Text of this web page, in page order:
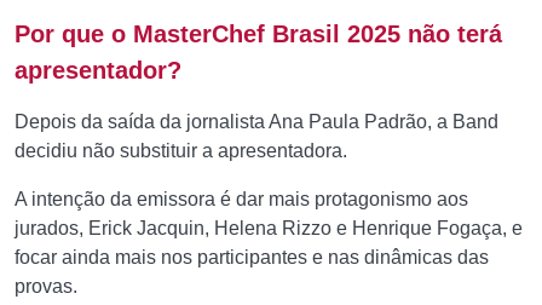
Por que o MasterChef Brasil 2025 não terá
apresentador?
Depois da saída da jornalista Ana Paula Padrão, a Band
decidiu não substituir a apresentadora.
A intenção da emissora é dar mais protagonismo aos
jurados, Erick Jacquin, Helena Rizzo e Henrique Fogaça, e
focar ainda mais nos participantes e nas dinâmicas das
provas.